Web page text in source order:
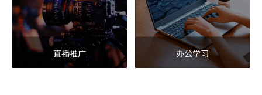
直播推广 办公学习